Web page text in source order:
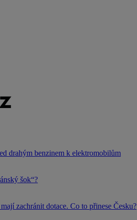
drahým benzinem k elektromobilům
šok“?
zachránit dotace. Co to přinese Česku?